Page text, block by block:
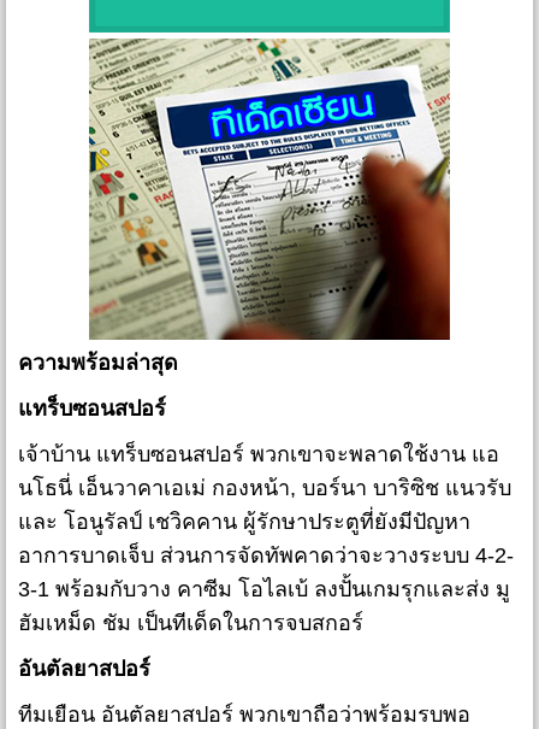
ความพร้อมล่าสุด
แทร็บซอนสปอร์
เจ้าบ้าน แทร็บซอนสปอร์ พวกเขาจะพลาดใช้งาน แอ
นโธนี่ เอ็นวาคาเอเม่ กองหน้า, บอร์นา บาริซิช แนวรับ
และ โอนูรัลป์ เชวิคคาน ผู้รักษาประตูที่ยังมีปัญหา
อาการบาดเจ็บ ส่วนการจัดทัพคาดว่าจะวางระบบ 4-2-
3-1 พร้อมกับวาง คาซีม โอไลเบ้ ลงปั้นเกมรุกและส่ง มู
ฮัมเหม็ด ชัม เป็นทีเด็ดในการจบสกอร์
อันตัลยาสปอร์
ทีมเยือน อันตัลยาสปอร์ พวกเขาถือว่าพร้อมรบพอ